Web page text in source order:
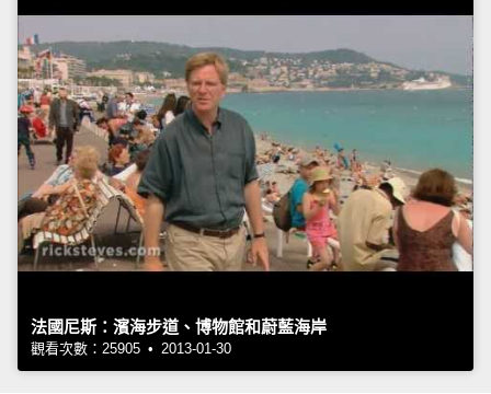
法國尼斯：濱海步道、博物館和蔚藍海岸
觀看次數：25905 • 2013-01-30